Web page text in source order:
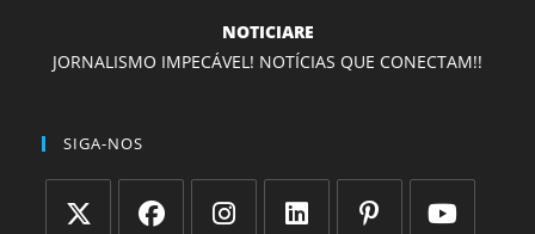
NOTICIARE
JORNALISMO IMPECÁVEL! NOTÍCIAS QUE CONECTAM!!
SIGA-NOS